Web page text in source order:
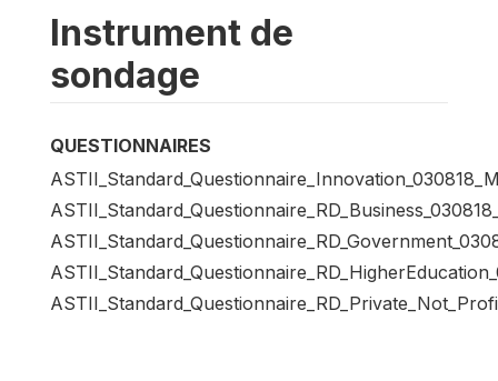
Instrument de
sondage
QUESTIONNAIRES